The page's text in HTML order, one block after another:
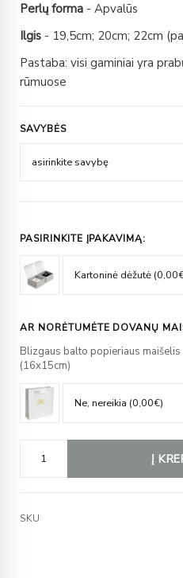
Perlų forma - Apvalūs
Ilgis - 19,5cm; 20cm; 22cm
Pastaba: visi gaminiai yra
rūmuose
SAVYBĖS
PASIRINKITE ĮPAKAVIMĄ:
AR NORĖTUMĖTE DOVANŲ
Blizgaus balto popieriaus
(16x15cm)
Į
SKU